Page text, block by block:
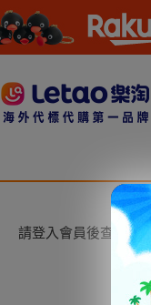
請登入會員後查看。